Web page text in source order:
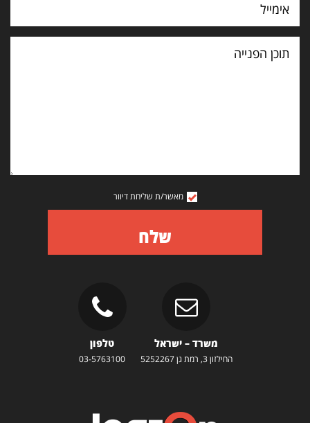
תוכן
הפנייה
מאשר/ת שליחת דיוור
שלח
משרד – ישראל
החילזון 3, רמת גן 5252267
טלפון
03-5763100